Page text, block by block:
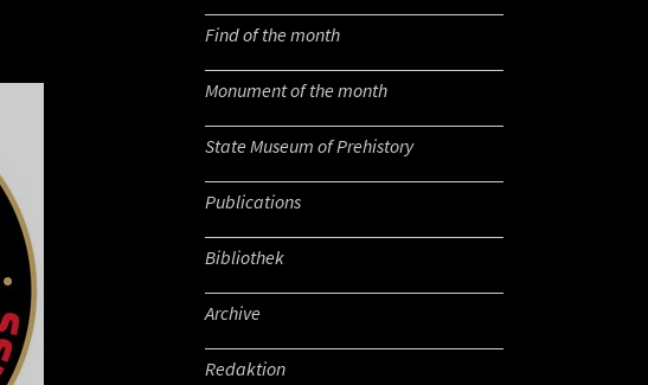
Find of the month
Monument of the month
State Museum of Prehistory
Publications
Bibliothek
Archive
Redaktion